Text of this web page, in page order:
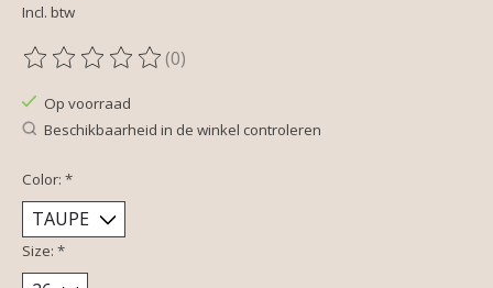
Incl. btw
De beoordeling van dit product is
(0)
Op voorraad
Beschikbaarheid in de winkel controleren
Color: *
Size: *